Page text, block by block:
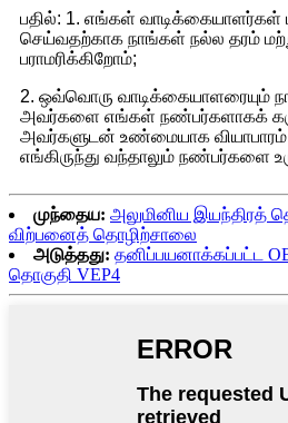
பதில்: 1. எங்கள்
செய்வதற்காக நாங்கள் நல்ல தரம்
பராமரிக்கிறோம்;
2. ஒவ்வொரு வாடிக்கையாளரையும்
அவர்களை எங்கள் நண்பர்களாகக்
அவர்களுடன் உண்மையாக
எங்கிருந்து வந்தாலும் நண்பர்களை
முந்தைய: அலுமினிய இயந்திரத்
விற்பனைத் தொழிற்சாலை
அடுத்தது: தனிப்பயனாக்கப்பட்ட
தொகுதி VEP4